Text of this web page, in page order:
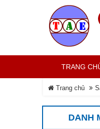
TRANG
Trang chủ
DANH